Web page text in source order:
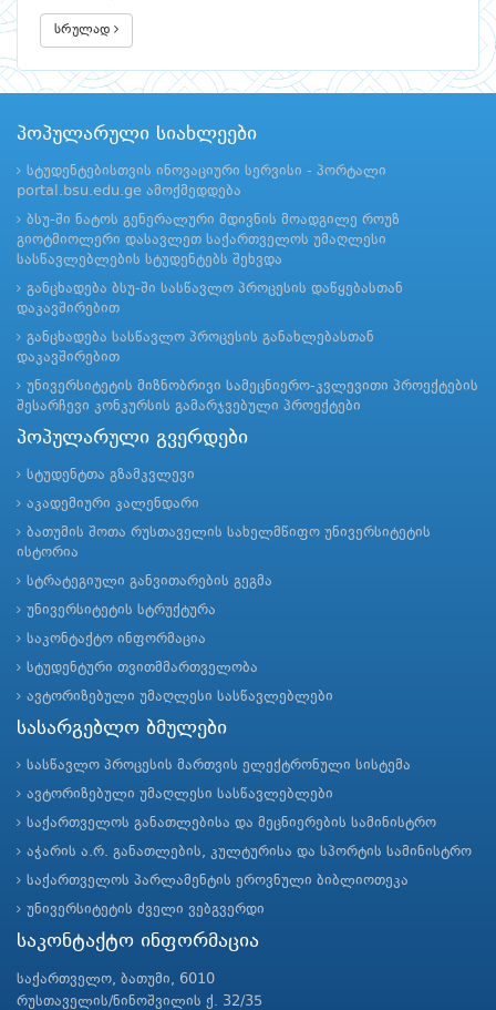
სრულად
პოპულარული სიახლეები
სტუდენტებისთვის ინოვაციური სერვისი - პორტალი
portal.bsu.edu.ge ამოქმედდება
ბსუ-ში ნატოს გენერალური მდივნის მოადგილე როუზ
გიოტმიოლერი დასავლეთ საქართველოს უმაღლესი
სასწავლებლების სტუდენტებს შეხვდა
განცხადება ბსუ-ში სასწავლო პროცესის დაწყებასთან
დაკავშირებით
განცხადება სასწავლო პროცესის განახლებასთან
დაკავშირებით
უნივერსიტეტის მიზნობრივი სამეცნიერო-კვლევითი პროექტების
შესარჩევი კონკურსის გამარჯვებული პროექტები
პოპულარული გვერდები
სტუდენტთა გზამკვლევი
აკადემიური კალენდარი
ბათუმის შოთა რუსთაველის სახელმწიფო უნივერსიტეტის
ისტორია
სტრატეგიული განვითარების გეგმა
უნივერსიტეტის სტრუქტურა
საკონტაქტო ინფორმაცია
სტუდენტური თვითმმართველობა
ავტორიზებული უმაღლესი სასწავლებლები
სასარგებლო ბმულები
სასწავლო პროცესის მართვის ელექტრონული სისტემა
ავტორიზებული უმაღლესი სასწავლებლები
საქართველოს განათლებისა და მეცნიერების სამინისტრო
აჭარის ა.რ. განათლების, კულტურისა და სპორტის სამინისტრო
საქართველოს პარლამენტის ეროვნული ბიბლიოთეკა
უნივერსიტეტის ძველი ვებგვერდი
საკონტაქტო ინფორმაცია
საქართველო, ბათუმი, 6010
რუსთაველის/ნინოშვილის ქ. 32/35